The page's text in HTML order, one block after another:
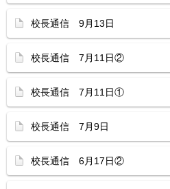
校長通信 9月13日
校長通信 7月11日②
校長通信 7月11日①
校長通信 7月9日
校長通信 6月17日②